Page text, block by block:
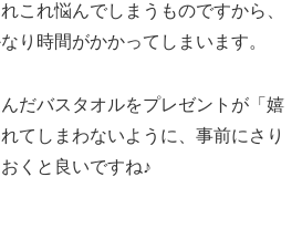
これ悩んでしまうものですから、
り時間がかかってしまいます。
だバスタオルをプレゼントが「嬉
てしまわないように、事前にさり
くと良いですね♪